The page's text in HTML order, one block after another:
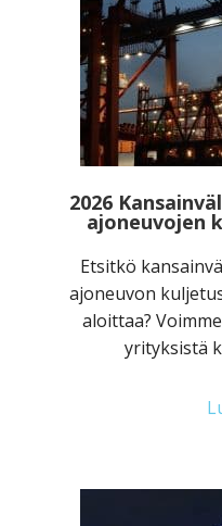
2026
ajoneuvojen
Etsitkö
ajoneuvon
aloittaa?
yrityksistä